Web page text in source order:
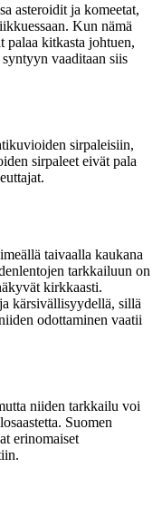
asteroidit ja komeetat,
Kun nämä
palaa kitkasta johtuen,
vaaditaan siis
sirpaleisiin,
sirpaleet eivät pala
taivaalla kaukana
tarkkailuun on
kirkkaasti.
kärsivällisyydellä, sillä
odottaminen vaatii
niiden tarkkailu voi
Suomen
erinomaiset